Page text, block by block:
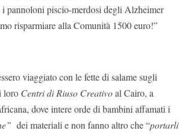
i pannoloni piscio-merdosi degli Alzheimer
risparmiare alla Comunità 1500 euro!”
viaggiato con le fette di salame sugli
loro Centri di Riuso Creativoal Cairo, a
dove intere orde di bambini affamati i
dei materiali e non fanno altro che “portarli